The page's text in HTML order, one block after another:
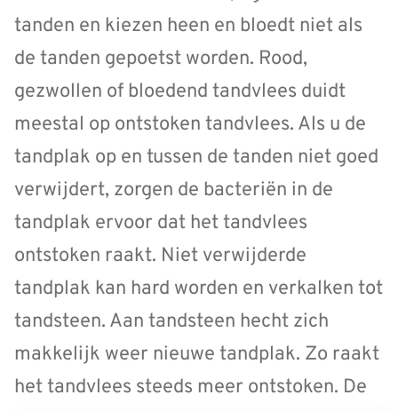
tanden en kiezen heen en bloedt niet als
de tanden gepoetst worden. Rood,
gezwollen of bloedend tandvlees duidt
meestal op ontstoken tandvlees. Als u de
tandplak op en tussen de tanden niet goed
verwijdert, zorgen de bacteriën in de
tandplak ervoor dat het tandvlees
ontstoken raakt. Niet verwijderde
tandplak kan hard worden en verkalken tot
tandsteen. Aan tandsteen hecht zich
makkelijk weer nieuwe tandplak. Zo raakt
het tandvlees steeds meer ontstoken. De